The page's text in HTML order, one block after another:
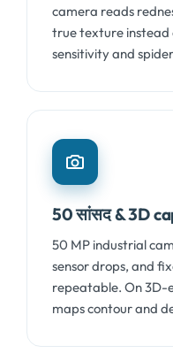
camera reads
true texture instead
sensitivity and
50 सांसद & 3D
50 MP industrial
sensor drops, and
repeatable. On 3D-
maps contour and